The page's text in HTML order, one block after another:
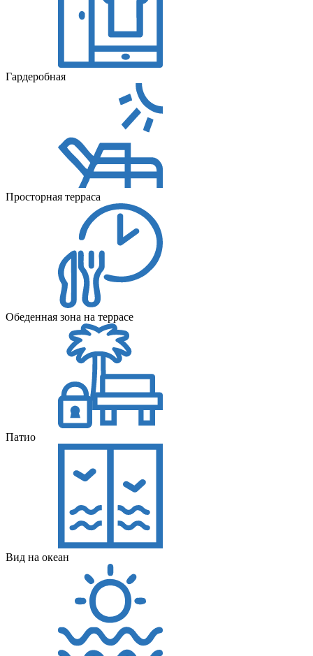
Гардеробная
Просторная терраса
Обеденная зона на террасе
Патио
Вид на океан